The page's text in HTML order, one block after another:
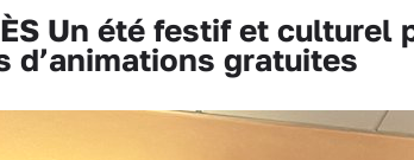
Un été festif et culturel
d’animations gratuites